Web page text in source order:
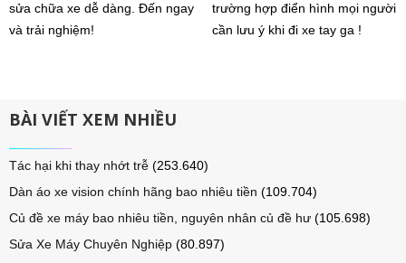
sửa chữa xe dễ dàng. Đến ngay
và trải nghiệm!
trường hợp điển hình mọi người
cần lưu ý khi đi xe tay ga !
BÀI VIẾT XEM NHIỀU
Tác hại khi thay nhớt trễ (253.640)
Dàn áo xe vision chính hãng bao nhiêu tiền (109.704)
Củ đề xe máy bao nhiêu tiền, nguyên nhân củ đề hư (105.698)
Sửa Xe Máy Chuyên Nghiệp (80.897)